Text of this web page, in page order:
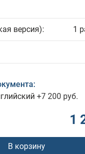
версия): 1
+7 200 руб.
1
В корзину